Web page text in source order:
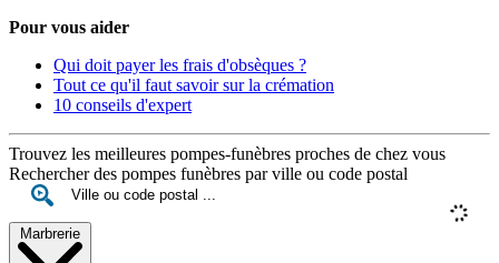
Pour vous aider
Qui doit payer les frais d'obsèques ?
Tout ce qu'il faut savoir sur la crémation
10 conseils d'expert
Trouvez les meilleures pompes-funèbres proches de chez vous
Rechercher des pompes funèbres par ville ou code postal
Marbrerie